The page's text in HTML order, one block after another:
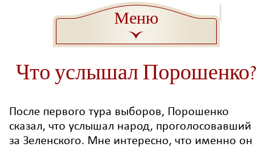
Меню
a
Что услышал Порошенко?
После первого тура выборов, Порошенко
сказал, что услышал народ, проголосовавший
за Зеленского. Мне интересно, что именно он